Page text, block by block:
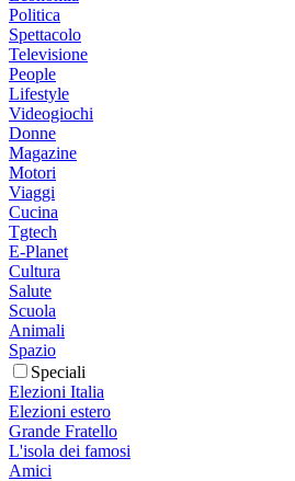
Politica
Spettacolo
Televisione
People
Lifestyle
Videogiochi
Donne
Magazine
Motori
Viaggi
Cucina
Tgtech
E-Planet
Cultura
Salute
Scuola
Animali
Spazio
Speciali
Elezioni Italia
Elezioni estero
Grande Fratello
L'isola dei famosi
Amici